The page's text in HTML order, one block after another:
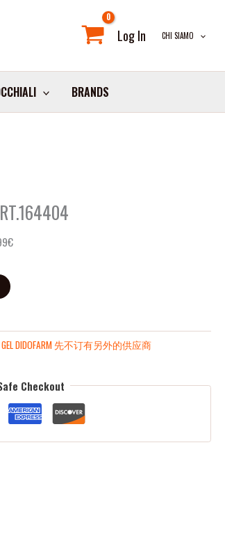
Log In CHI SIAMO
BRANDS
GEL DIDOFARM 先不订有另外的供应商
Checkout